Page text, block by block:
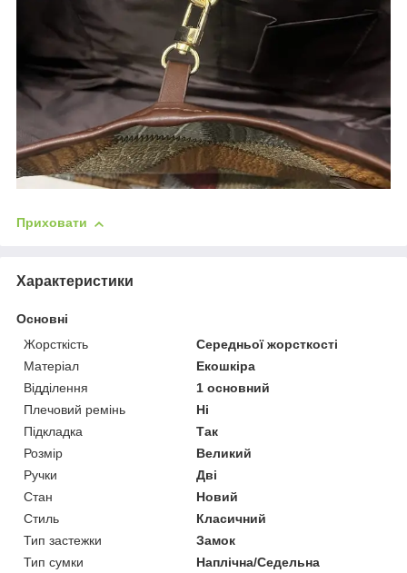
Приховати
Характеристики
Основні
Жорсткість
Середньої жорсткості
Матеріал
Екошкіра
Відділення
1 основний
Плечовий ремінь
Ні
Підкладка
Так
Розмір
Великий
Ручки
Дві
Стан
Новий
Стиль
Класичний
Тип застежки
Замок
Тип сумки
Наплічна/Седельна